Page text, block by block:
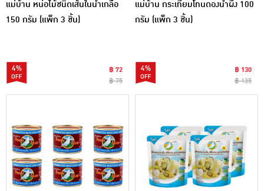
แม่บ้าน หน่อไม้ชนิดเส้นในน้ำเกลือ
150 กรัม (แพ็ก 3 ชิ้น)
4%
฿ 72
฿ 75
แม่บ้าน กระเทียมโทนดองน้ำผึ้ง 100
กรัม (แพ็ก 3 ชิ้น)
4%
฿ 130
฿ 135